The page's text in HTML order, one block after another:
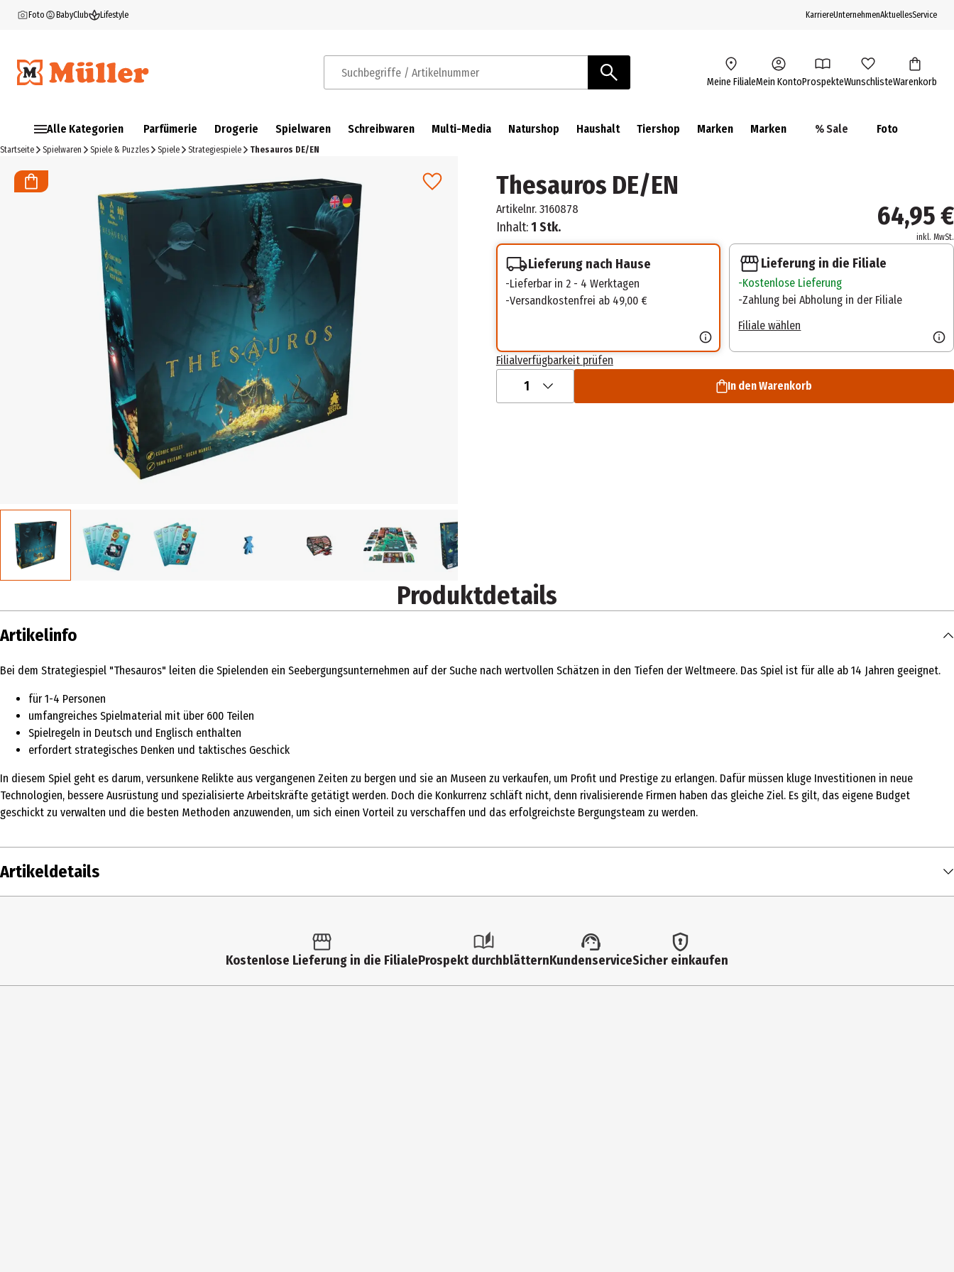
Foto BabyClub Lifestyle KarriereUnternehmenAktuellesService
Suchbegriffe / Artikelnummer Meine FilialeMein KontoProspekteWunschlisteWarenkorb
Alle Kategorien Parfümerie Drogerie Spielwaren Schreibwaren Multi-Media Naturshop Haushalt Tiershop Marken Marken % Sale Foto
Startseite Spielwaren Spiele & Puzzles Spiele Strategiespiele Thesauros DE/EN
Thesauros DE/EN
Artikelnr. 3160878
Inhalt:1 Stk. 64,95 €
inkl. MwSt.
Lieferung nach Hause
Lieferbar in 2 - 4 Werktagen
Versandkostenfrei ab 49,00 €
Lieferung in die Filiale
Kostenlose Lieferung
Zahlung bei Abholung in der Filiale
Filiale wählen
Filialverfügbarkeit prüfen
1 In den Warenkorb
Produktdetails
Artikelinfo
Bei dem Strategiespiel "Thesauros" leiten die Spielenden ein Seebergungsunternehmen auf der Suche nach wertvollen Schätzen in den Tiefen der Weltmeere. Das Spiel ist für alle ab 14 Jahren geeignet.
für 1-4 Personen
umfangreiches Spielmaterial mit über 600 Teilen
Spielregeln in Deutsch und Englisch enthalten
erfordert strategisches Denken und taktisches Geschick
In diesem Spiel geht es darum, versunkene Relikte aus vergangenen Zeiten zu bergen und sie an Museen zu verkaufen, um Profit und Prestige zu erlangen. Dafür müssen kluge Investitionen in neue
Technologien, bessere Ausrüstung und spezialisierte Arbeitskräfte getätigt werden. Doch die Konkurrenz schläft nicht, denn rivalisierende Firmen haben das gleiche Ziel. Es gilt, das eigene Budget
geschickt zu verwalten und die besten Methoden anzuwenden, um sich einen Vorteil zu verschaffen und das erfolgreichste Bergungsteam zu werden.
Artikeldetails
Kostenlose Lieferung in die FilialeProspekt durchblätternKundenserviceSicher einkaufen